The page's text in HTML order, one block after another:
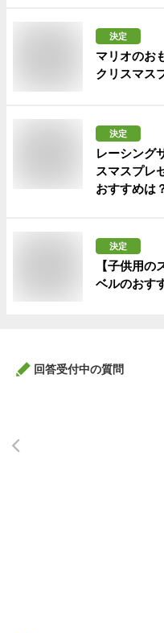
決定
マリオのお
クリスマス
決定
レーシング
スマスプレ
おすすめは
決定
【子供用の
ベルのおす
回答受付中の質問